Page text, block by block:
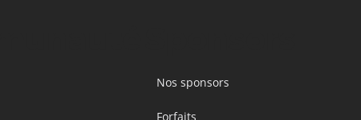
Nos sponsors
Forfaits